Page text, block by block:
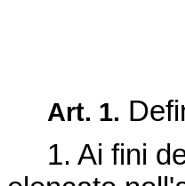
Art. 1.
1. Ai fini